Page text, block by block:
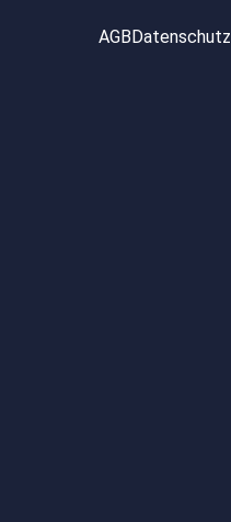
AGB Datenschutz